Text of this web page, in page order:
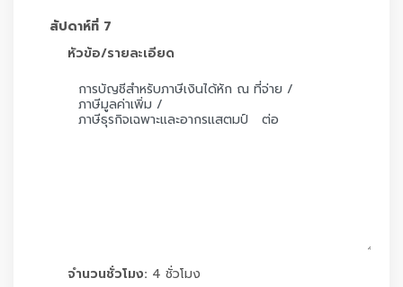
สัปดาห์ที่ 7
หัวข้อ/รายละเอียด
จำนวนชั่วโมง: 4 ชั่วโมง